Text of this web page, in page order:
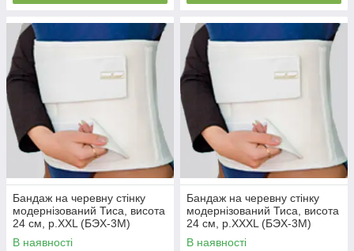
Бандаж на черевну стінку
модернізований Тиса, висота
24 см, р.XXL (БЭХ-3М)
В наявності
Бандаж на черевну стінку
модернізований Тиса, висота
24 см, р.XXXL (БЭХ-3М)
В наявності